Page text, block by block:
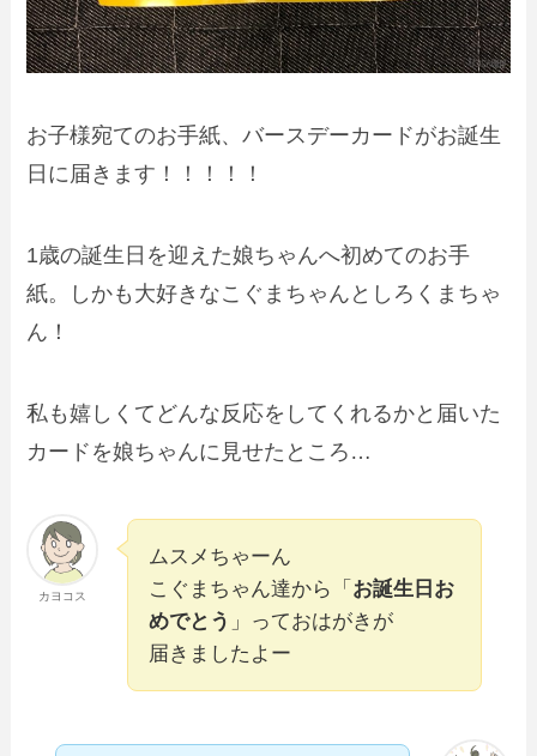
お子様宛てのお手紙、バースデーカードがお誕生
日に届きます！！！！！
1歳の誕生日を迎えた娘ちゃんへ初めてのお手
紙。しかも大好きなこぐまちゃんとしろくまちゃ
ん！
私も嬉しくてどんな反応をしてくれるかと届いた
カードを娘ちゃんに見せたところ…
カヨコス
ムスメちゃーん
こぐまちゃん達から「 お誕生日お
めでとう 」っておはがきが
届きましたよー